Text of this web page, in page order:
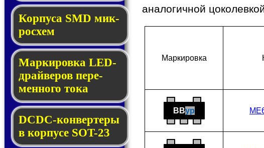
Корпуса SMD мик­
ро­схем
Маркировка LED-
драй­ве­ров пе­ре­
мен­но­го то­ка
DCDC-кон­вер­те­ры
в кор­пу­се SOT-23
аналогичной
Мар­ки­ров­ка
BByp